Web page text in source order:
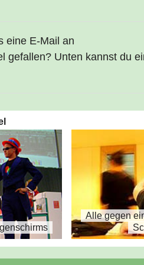
eine E-Mail an
gefallen? Unten kannst du
Alle gegen